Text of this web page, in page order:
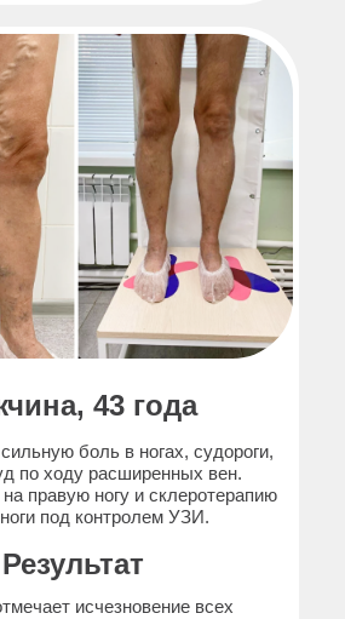
Результат
43 года
боль в ногах, судороги,
по ходу расширенных вен.
правую ногу и склеротерапию
под контролем УЗИ.
исчезновение всех